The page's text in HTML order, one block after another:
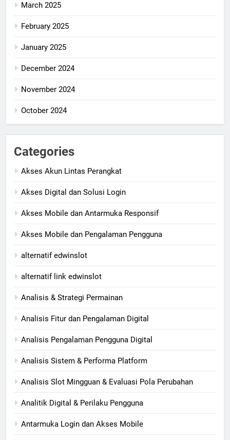
March 2025
February 2025
January 2025
December 2024
November 2024
October 2024
Categories
Akses Akun Lintas Perangkat
Akses Digital dan Solusi Login
Akses Mobile dan Antarmuka Responsif
Akses Mobile dan Pengalaman Pengguna
alternatif edwinslot
alternatif link edwinslot
Analisis & Strategi Permainan
Analisis Fitur dan Pengalaman Digital
Analisis Pengalaman Pengguna Digital
Analisis Sistem & Performa Platform
Analisis Slot Mingguan & Evaluasi Pola Perubahan
Analitik Digital & Perilaku Pengguna
Antarmuka Login dan Akses Mobile